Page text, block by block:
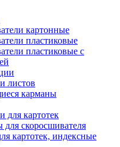
картонные
пластиковые
пластиковые с
листов
карманы
для картотек
скоросшивателя
картотек, индексные